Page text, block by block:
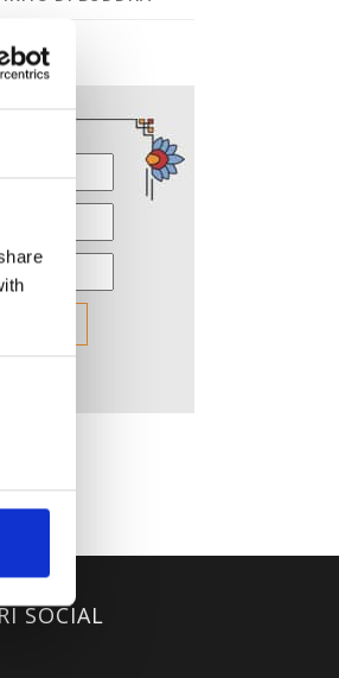
SOCIAL